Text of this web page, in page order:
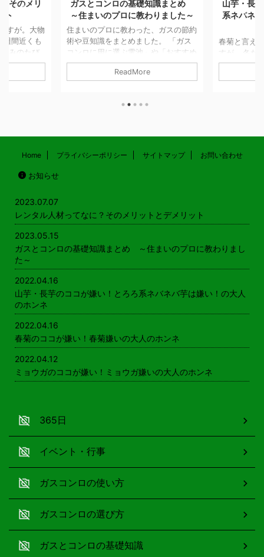
物
こ
ガスとコンロの基礎知識まとめ
～住まいのプロに教わりました～
住まいのプロに教わった、ガスの節約
術や豆知識をまとめました。 「ガス
コンロに用に選ぶ電池」や「おすすめ
五徳」や火災予防の知恵などもご紹介
しています！ ガスやコンロの基礎知
コンロのガス代節約術 記事を読む
ルカリ電池どっちが良いの？ 記事を
意外と知らない？ 都 ...
ReadMore
山芋・長芋のココ
系ネバネバ芋は嫌
春菊と言えば鍋物を
すが… 冬だけの野菜
年間を通して出荷さ
食べてます。 山芋・
Home プライバシーポリシー サイトマップ お問い合わせ
お知らせ
2023.07.07
レンタル人材ってなに？そのメリットとデメリット
2023.05.15
ガスとコンロの基礎知識まとめ ～住まいのプロに教わりまし
た～
2022.04.16
山芋・長芋のココが嫌い！とろろ系ネバネバ芋は嫌い！の大人
のホンネ
2022.04.16
春菊のココが嫌い！春菊嫌いの大人のホンネ
2022.04.12
ミョウガのココが嫌い！ミョウガ嫌いの大人のホンネ
365日
イベント・行事
ガスコンロの使い方
ガスコンロの選び方
ガスとコンロの基礎知識